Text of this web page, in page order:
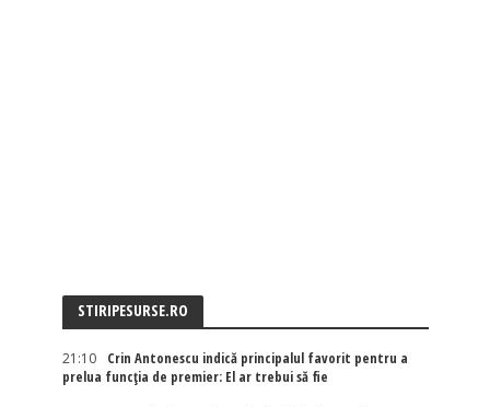
STIRIPESURSE.RO
21:10
Crin Antonescu indică principalul favorit pentru a
prelua funcția de premier: El ar trebui să fie